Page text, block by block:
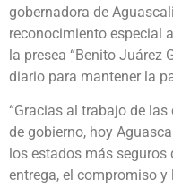
gobernadora de
reconocimiento especial
la presea “Benito Juárez
diario para mantener la
“Gracias al trabajo de
de gobierno, hoy
los estados más seguros
entrega, el compromiso